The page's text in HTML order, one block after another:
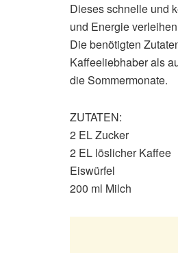
Dieses schnelle und
und Energie
Die benötigten
Kaffeeliebhaber als
die Sommermonate.
ZUTATEN:
2 EL Zucker
2 EL löslicher Kaffee
Eiswürfel
200 ml Milch